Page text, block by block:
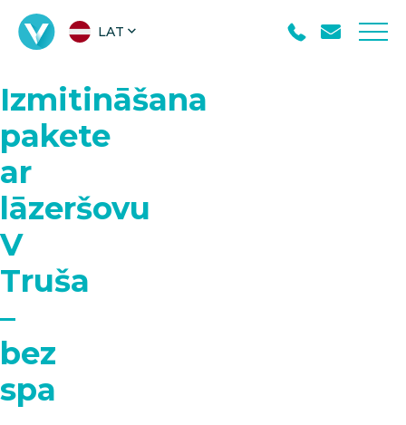
LAT
Izmitināšana
pakete
ar
lāzeršovu
V
Truša
–
bez
spa